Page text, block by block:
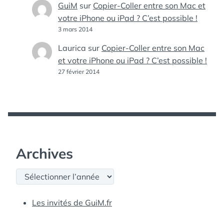
GuiM sur Copier-Coller entre son Mac et
votre iPhone ou iPad ? C’est possible !
3 mars 2014
Laurica sur Copier-Coller entre son Mac
et votre iPhone ou iPad ? C’est possible !
27 février 2014
Archives
Archives
Les invités de GuiM.fr